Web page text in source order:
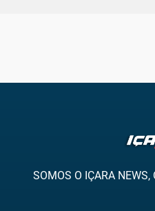
SOMOS O IÇARA NEWS,